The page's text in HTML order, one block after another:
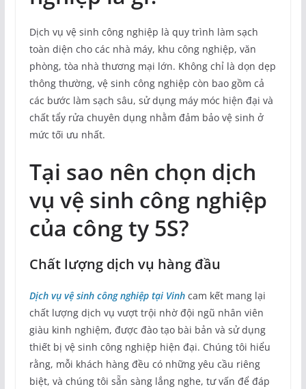
Dịch vụ vệ sinh công nghiệp là quy trình làm sạch
toàn diện cho các nhà máy, khu công nghiệp, văn
phòng, tòa nhà thương mại lớn. Không chỉ là dọn dẹp
thông thường, vệ sinh công nghiệp còn bao gồm cả
các bước làm sạch sâu, sử dụng máy móc hiện đại và
chất tẩy rửa chuyên dụng nhằm đảm bảo vệ sinh ở
mức tối ưu nhất.
Tại sao nên chọn dịch
vụ vệ sinh công nghiệp
của công ty 5S?
Chất lượng dịch vụ hàng đầu
Dịch vụ vệ sinh công nghiệp tại Vinhcam kết mang lại
chất lượng dịch vụ vượt trội nhờ đội ngũ nhân viên
giàu kinh nghiệm, được đào tạo bài bản và sử dụng
thiết bị vệ sinh công nghiệp hiện đại. Chúng tôi hiểu
rằng, mỗi khách hàng đều có những yêu cầu riêng
biệt, và chúng tôi sẵn sàng lắng nghe, tư vấn để đáp